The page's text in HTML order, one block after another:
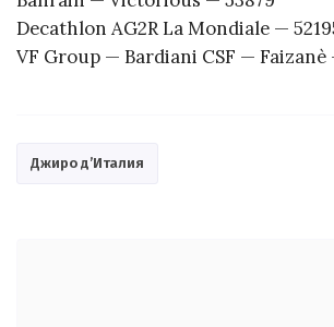
Decathlon AG2R La Mondiale —
VF Group — Bardiani CSF — Faizanè
Джиро д’Италия